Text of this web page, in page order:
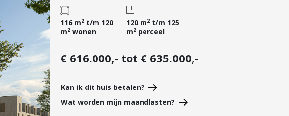
Particulieren
Bedrijfsaanbod
Starterslening
Financiële check
hypotheek
116 m2 t/m 120
m2 wonen
120 m2 t/m 125
m2 perceel
€ 616.000,- tot € 635.000,-
Kan ik dit huis betalen?
Wat worden mijn maandlasten?